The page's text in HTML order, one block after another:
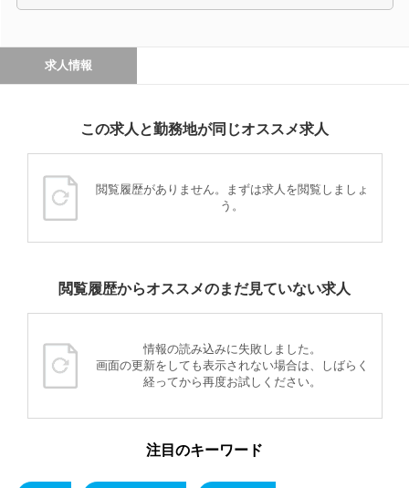
求人情報
この求人と勤務地が同じオススメ求人
閲覧履歴がありません。まずは求人を閲覧しましょ
う。
閲覧履歴からオススメのまだ見ていない求人
情報の読み込みに失敗しました。
画面の更新をしても表示されない場合は、しばらく
経ってから再度お試しください。
注目のキーワード